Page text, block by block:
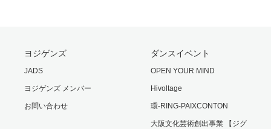
ヨジゲンズ
JADS
ヨジゲンズ メンバー
お問い合わせ
ダンスイベント
OPEN YOUR MIND
Hivoltage
環-RING-PAIXCONTON
大阪文化芸術創出事業 【ジグ